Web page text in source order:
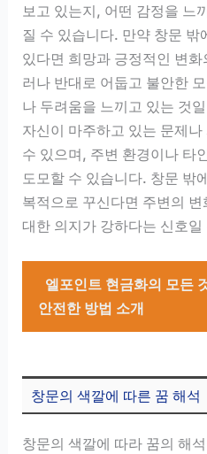
보고 있는지, 어떤 감정을 느
질 수 있습니다. 만약 창문 밖
있다면 희망과 긍정적인 변
러나 반대로 어둡고 불안한
나 두려움을 느끼고 있는 것
자신이 마주하고 있는 문제
수 있으며, 주변 환경이나 타
도모할 수 있습니다. 창문 밖
복적으로 꾸신다면 주변의
대한 의지가 강하다는 신호
엘포인트 현금화의 모든
안전한 방법 소개
창문의 색깔에 따른 꿈 해석
창문의 색깔에 따라 꿈의 해